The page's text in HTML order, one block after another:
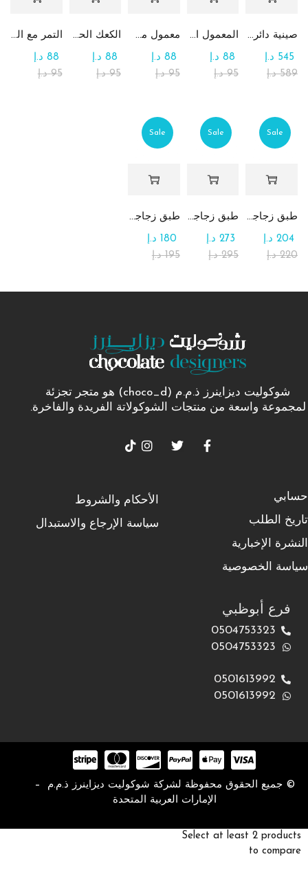
صينية دائرية كبيرة جداً من الشوكولاتة والرهش
589 د.إ
545 د.إ
المعمول التقليدي بالتمر
95 د.إ
88 د.إ
معمول من القمح الكامل بدون سكر
95 د.إ
88 د.إ
الكعك الحساوي بالتمر
95 د.إ
88 د.إ
التمر مع الطحينة (التمريه)
95 د.إ
88 د.إ
Sale
طبق زجاجي مربع يحتوي على تشكيلة من الشوكولاتة
220 د.إ
204 د.إ
Sale
طبق زجاجي دائري للحلوى مع الشوكولاتة
295 د.إ
273 د.إ
Sale
طبق زجاجي مربع يحتوي على الرهش
195 د.إ
180 د.إ
شوكوليت ديزاينرز ذ.م.م (choco_d) هو متجر تجزئة
لمجموعة واسعة من منتجات الشوكولاتة الفريدة والفاخرة.
حسابي
تاريخ الطلب
النشرة الإخبارية
سياسة الخصوصية
الأحكام والشروط
سياسة الإرجاع والاستبدال
فرع أبوظبي
0504753323
0504753323
0501613992
0501613992
© جميع الحقوق محفوظة لشركة شوكوليت ديزاينرز ذ.م.م –
الإمارات العربية المتحدة
Select at least 2 products
to compare